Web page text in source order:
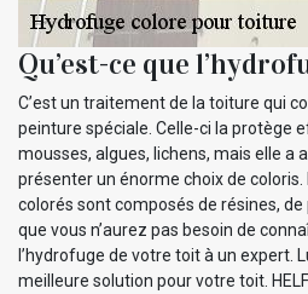
Qu’est-ce que
C’est un traitement de la toiture qui
peinture spéciale. Celle-ci la protège
mousses, algues, lichens, mais elle a
présenter un énorme choix de
colorés sont composés de résines,
que vous n’aurez pas besoin de
l’hydrofuge de votre toit à un expert.
meilleure solution pour votre toit.